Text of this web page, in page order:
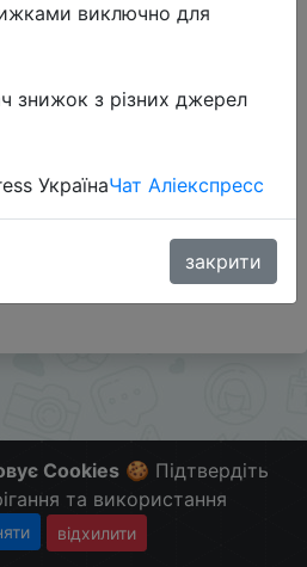
до магазину
відсутня.
на мобільному, в телеграм
Cookies 🍪 Підтвердіть
та використання
відхилити
виключно для
знижок з різних джерел
УкраїнаЧат Аліекспресс
закрити